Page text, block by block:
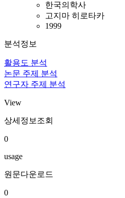
한국의학사
고지마 히로타카
1999
분석정보
활용도 분석
논문 주제 분석
연구자 주제 분석
View
상세정보조회
0
usage
원문다운로드
0